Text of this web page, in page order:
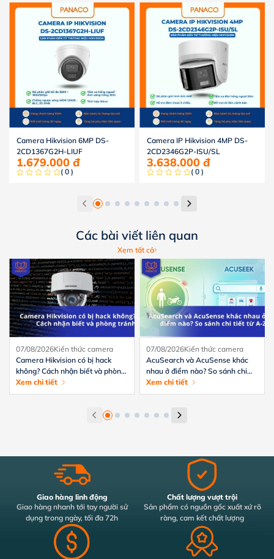
Camera Hikvision 6MP DS-
2CD1367G2H-LIUF
1.679.000 đ
( 0 )
Camera IP Hikvision 4MP DS-
2CD2346G2P-ISU/SL
3.638.000 đ
( 0 )
Các bài viết liên quan
Xem tất cả
07/08/2026Kiến thức camera
Camera Hikvision có bị hack
không? Cách nhận biết và phòng
tránh hiệu quả
Xem chi tiết
07/08/2026Kiến thức camera
AcuSearch và AcuSense khác
nhau ở điểm nào? So sánh chi
tiết từ A-Z
Xem chi tiết
Giao hàng linh động
Giao hàng nhanh tới tay người sử
dụng trong ngày, tối đa 72h
Chất lượng vượt trội
Sản phẩm có nguồn gốc xuất xứ rõ
ràng, cam kết chất lượng